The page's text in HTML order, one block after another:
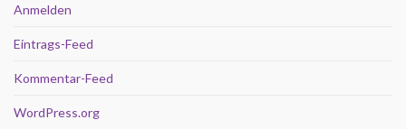
Anmelden
Eintrags-Feed
Kommentar-Feed
WordPress.org